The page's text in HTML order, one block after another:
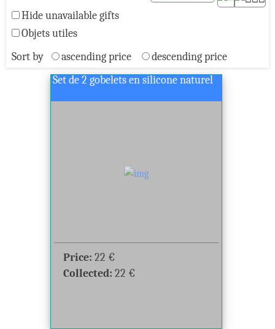
Hide unavailable gifts
Objets utiles
Sort by
ascending price
descending price
Set de 2 gobelets en silicone naturel
Price: 22 €
Collected: 22 €